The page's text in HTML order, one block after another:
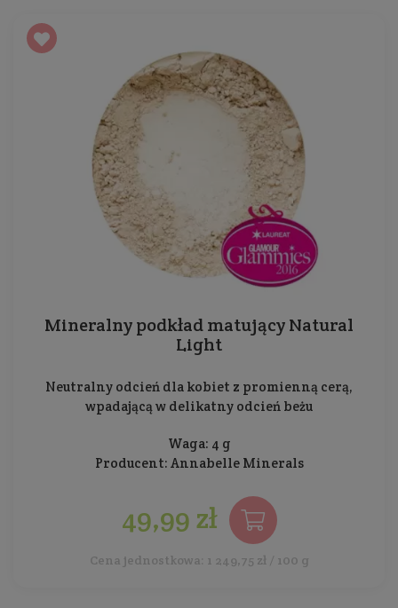
Mineralny podkład matujący Natural
Light
Neutralny odcień dla kobiet z promienną cerą,
wpadającą w delikatny odcień beżu
Waga: 4 g
Producent: Annabelle Minerals
49,99 zł
Cena jednostkowa: 1 249,75 zł / 100 g